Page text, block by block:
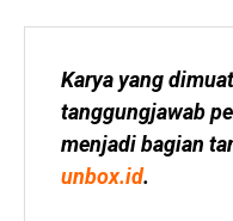
Karya yang
tanggungjawab
unbox.id.